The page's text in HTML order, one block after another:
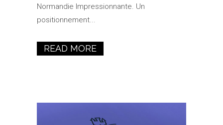
Normandie Impressionnante. Un
positionnement...
READ MORE